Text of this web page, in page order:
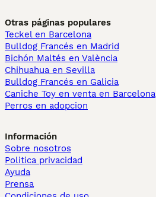
Otras páginas populares
Teckel en Barcelona
Bulldog Francés en Madrid
Bichón Maltés en València
Chihuahua en Sevilla
Bulldog Francés en Galicia
Caniche Toy en venta en Barcelona
Perros en adopcion
Información
Sobre nosotros
Politica privacidad
Ayuda
Prensa